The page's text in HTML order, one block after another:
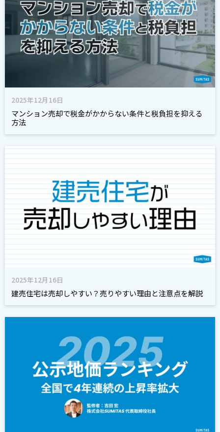
2025年12月16日
マンション売却で税金がかからない条件と税負担を抑える
方法
2025年12月16日
建売住宅は売却しやすい？売りやすい理由と注意点を解説